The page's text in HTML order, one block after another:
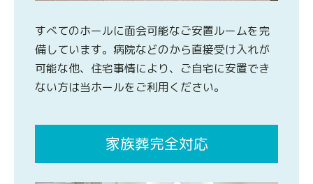
すべてのホールに面会可能なご安置ルームを完
備しています。病院などのから直接受け入れが
可能な他、住宅事情により、ご自宅に安置でき
ない方は当ホールをご利用ください。
家族葬完全対応